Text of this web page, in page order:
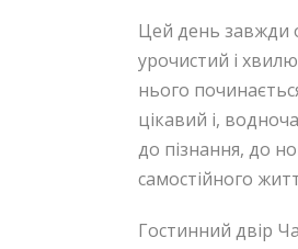
Цей день завжди
урочистий і
нього
цікавий і,
до пізнання, до
самостійного
Гостинний двір